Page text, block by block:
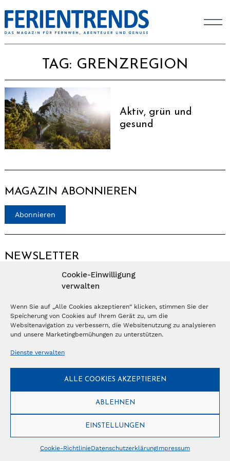
Cookie-Einwilligung
verwalten
Wenn Sie auf „Alle Cookies akzeptieren“ klicken, stimmen Sie der
Speicherung von Cookies auf Ihrem Gerät zu, um die
Websitenavigation zu verbessern, die Websitenutzung zu analysieren
und unsere Marketingbemühungen zu unterstützen.
Dienste verwalten
ALLE COOKIES AKZEPTIEREN
ABLEHNEN
EINSTELLUNGEN
Cookie-RichtlinieDatenschutzerklärungImpressum
TAG: GRENZREGION
Aktiv, grün und
gesund
MAGAZIN ABONNIEREN
Abonnieren
NEWSLETTER
© Copyright 2026 – Ferientrends // info@tlvg.ch// +41 31 300 30 85 //
Tourismus Lifestyle Verlag GmbH // Frohbergweg 1 - CH-3012 Bern //
Datenschutzerklärung//Impressum